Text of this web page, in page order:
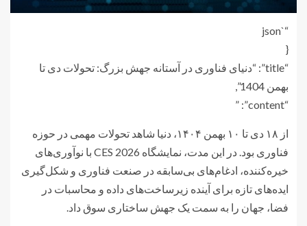
“`json
{
“title”: “دنیای فناوری در آستانه جهش بزرگ: تحولات دی تا
بهمن 1404”,
“content”: ”
از ۱۸ دی تا ۱۰ بهمن ۱۴۰۴، دنیا شاهد تحولات مهمی در حوزه
فناوری بود. در این مدت، نمایشگاه CES 2026 با نوآوری‌های
خیره‌کننده، ادغام‌های بی‌سابقه در صنعت فناوری و شکل‌گیری
ایده‌های تازه برای آینده زیرساخت‌های داده و محاسبات در
فضا، جهان را به سمت یک جهش ساختاری سوق داد.